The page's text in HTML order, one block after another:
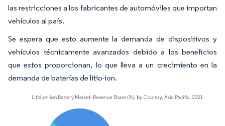
las restricciones a los fabricantes de automóviles que importan
vehículos al país.
Se espera que esto aumente la demanda de dispositivos y
vehículos técnicamente avanzados debido a los beneficios
que estos proporcionan, lo que lleva a un crecimiento en la
demanda de baterías de litio-ion.